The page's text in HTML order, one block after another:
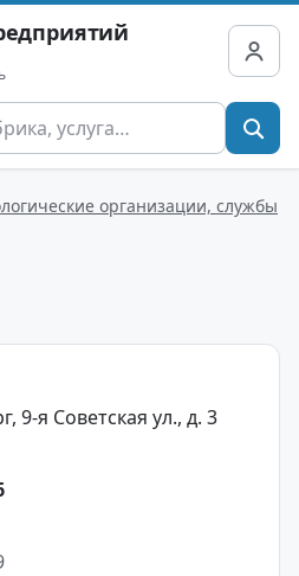
организации, службы
9-я Советская ул., д. 3